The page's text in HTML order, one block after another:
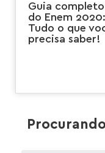
Guia completo
do Enem 2020:
Tudo o que
precisa saber!